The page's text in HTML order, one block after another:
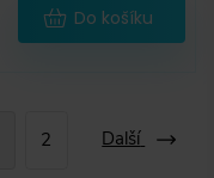
Do košíku
2 Další